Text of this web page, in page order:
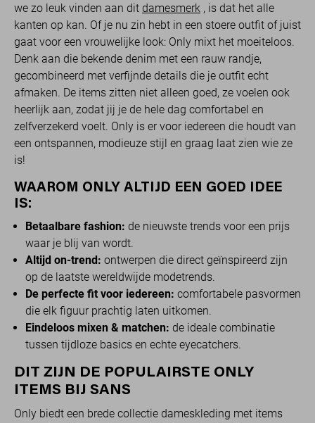
we zo leuk vinden aan dit damesmerk , is dat het alle
kanten op kan. Of je nu zin hebt in een stoere outfit of juist
gaat voor een vrouwelijke look: Only mixt het moeiteloos.
Denk aan die bekende denim met een rauw randje,
gecombineerd met verfijnde details die je outfit echt
afmaken. De items zitten niet alleen goed, ze voelen ook
heerlijk aan, zodat jij je de hele dag comfortabel en
zelfverzekerd voelt. Only is er voor iedereen die houdt van
een ontspannen, modieuze stijl en graag laat zien wie ze
is!
WAAROM ONLY ALTIJD EEN GOED IDEE
IS:
Betaalbare fashion: de nieuwste trends voor een prijs
waar je blij van wordt.
Altijd on-trend: ontwerpen die direct geïnspireerd zijn
op de laatste wereldwijde modetrends.
De perfecte fit voor iedereen: comfortabele pasvormen
die elk figuur prachtig laten uitkomen.
Eindeloos mixen & matchen: de ideale combinatie
tussen tijdloze basics en echte eyecatchers.
DIT ZIJN DE POPULAIRSTE ONLY
ITEMS BIJ SANS
Only biedt een brede collectie dameskleding met items